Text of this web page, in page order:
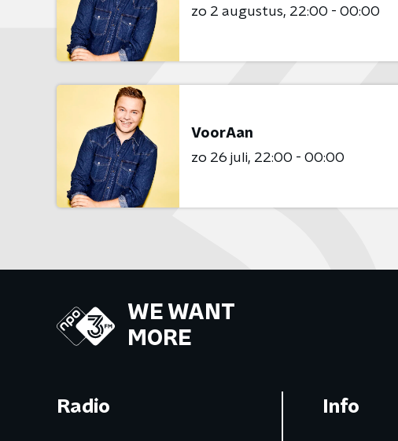
zo 2 augustus 22:00 - 00:00
VoorAan
zo 26 juli 22:00 - 00:00
WE WANT
MORE
Radio Info